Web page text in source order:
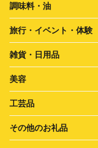
調味料・油
旅行・イベント・体験
雑貨・日用品
美容
工芸品
その他のお礼品